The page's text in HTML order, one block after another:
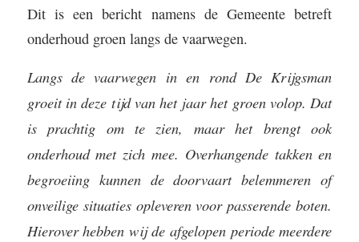
Dit is een bericht namens de Gemeente betreft
onderhoud groen langs de vaarwegen.
Langs de vaarwegen in en rond De Krijgsman
groeit in deze tijd van het jaar het groen volop. Dat
is prachtig om te zien, maar het brengt ook
onderhoud met zich mee. Overhangende takken en
begroeiing kunnen de doorvaart belemmeren of
onveilige situaties opleveren voor passerende boten.
Hierover hebben wij de afgelopen periode meerdere